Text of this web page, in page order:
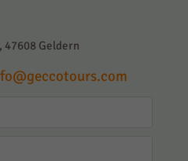
47608 Geldern